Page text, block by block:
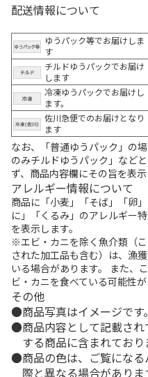
配送情報について
ゆうパック等でお届けしま
す
チルドゆうパックでお届け
します
冷凍ゆうパックでお届けし
ます。
佐川急便でのお届けとなり
ます
なお、「普通ゆうパック」の
のみチルドゆうパック」など
ず、商品内容欄にその旨を表示
アレルギー情報について
商品に「小麦」「そば」「卵
に」「くるみ」のアレルギー
を表示します。
※エビ・カニを除く魚介類（
された加工品も含む）は、漁
いる場合があります。 また、
ビ・カニを食べている可能性が
その他
商品写真はイメージです。
商品内容として記載さ
する商品に含まれており
商品の色は、ご覧にな
際と異なる場合がありま